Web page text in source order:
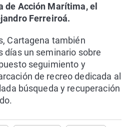
de Acción Marítima, el
Ferreiroá.
Cartagena también
días un seminario sobre
seguimiento y
de recreo dedicada al
búsqueda y recuperación